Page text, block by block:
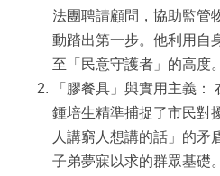
法團聘請顧問，協助監管
動踏出第一步。他利用自
至「民意守護者」的高度。
「膠餐具」與實用主義：
鍾培生精準捕捉了市民對
人講窮人想講的話」的矛
子弟夢寐以求的群眾基礎